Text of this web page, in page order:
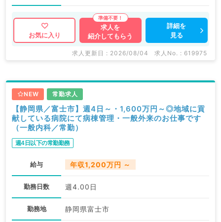
お気に入り
求人を
紹介してもらう
詳細を
見る
求人更新日 : 2026/08/04 求人No. : 619975
NEW 常勤求人
【静岡県／富士市】週4日～・1,600万円～◎地域に貢
献している病院にて病棟管理・一般外来のお仕事です
（一般内科／常勤）
週4日以下の常勤勤務
給与 年収1,200万円 ～
勤務日数 週4.00日
勤務地 静岡県富士市